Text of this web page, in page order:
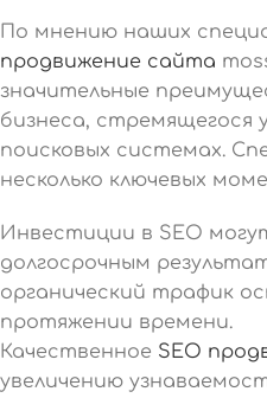
По мнению наших
продвижение сайта
значительные
бизнеса, стремящегося
поисковых системах.
несколько ключевых
Инвестиции в SEO
долгосрочным
органический трафик
протяжении времени.
Качественное SEO
увеличению